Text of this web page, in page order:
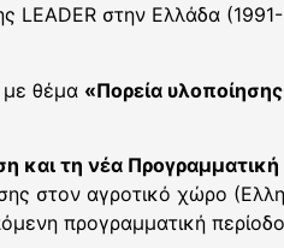
LEADER στην Ελλάδα (1991-
με θέμα «Πορεία υλοποίησης
και τη νέα Προγραμματική
στον αγροτικό χώρο
προγραμματική